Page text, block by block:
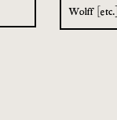
Wolff [etc.]